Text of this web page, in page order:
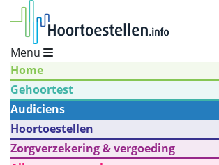
Menu
Home
Gehoortest
Audiciens
Hoortoestellen
Zorgverzekering & vergoeding